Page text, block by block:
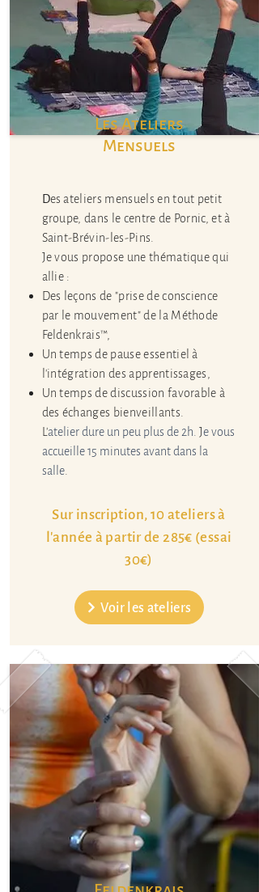
Les Ateliers
Mensuels
Des ateliers mensuelsen tout petit
groupe, dans le centre de Pornic, et à
Saint-Brévin-les-Pins.
Je vous propose une thématique qui
allie :
Des leçons de "prise de conscience
par le mouvement" de la Méthode
Feldenkrais™,
Un temps de pause essentiel à
l'intégration des apprentissages,
Un temps de discussion favorable à
des échanges bienveillants.
L'atelier dure un peu plus de 2h. Je vous
accueille 15 minutes avant dans la
salle.
Sur inscription, 10 ateliers à
l'année à partir de 285€ (essai
30€)
Voir les ateliers